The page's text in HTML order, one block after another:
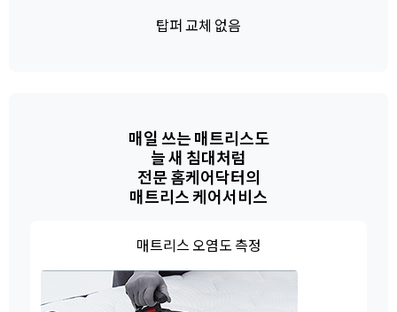
탑퍼 교체 없음
매일 쓰는 매트리스도
늘 새 침대처럼
전문 홈케어닥터의
매트리스 케어서비스
매트리스 오염도 측정